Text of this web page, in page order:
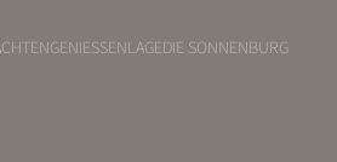
GENIESSEN LAGEDIE SONNENBURG